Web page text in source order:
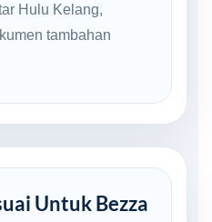
Hulu Kelang,
tambahan
Untuk Bezza